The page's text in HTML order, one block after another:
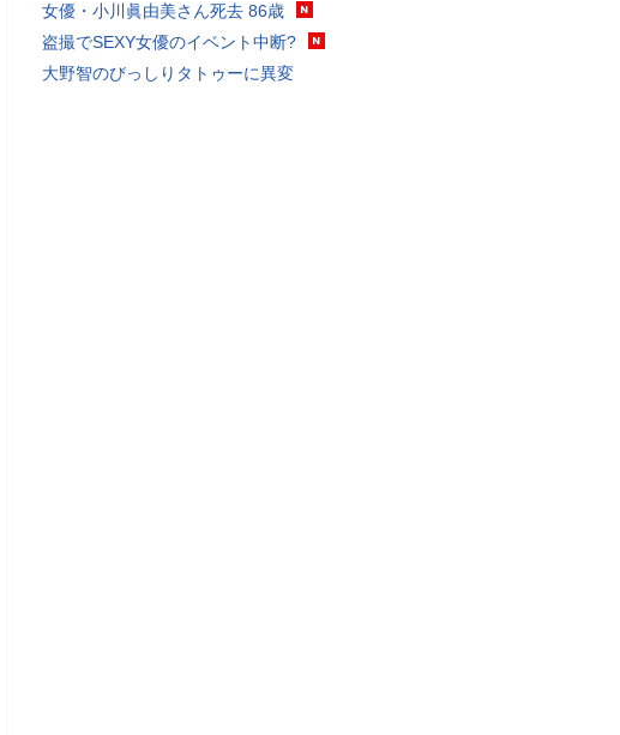
女優・小川眞由美さん死去 86歳
盗撮でSEXY女優のイベント中断?
大野智のびっしりタトゥーに異変